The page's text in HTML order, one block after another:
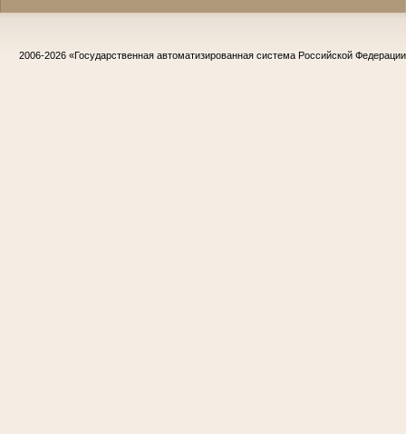
2006-2026 «Государственная автоматизированная система Российской